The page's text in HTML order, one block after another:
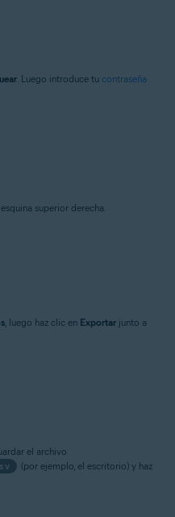
. Luego introduce tu contraseña
superior derecha.
, luego haz clic en Exportar junto a
el archivo
(por ejemplo, el escritorio) y haz